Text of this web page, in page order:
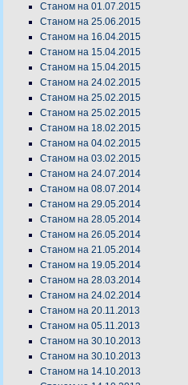
Станом на 01.07.2015
Станом на 25.06.2015
Станом на 16.04.2015
Станом на 15.04.2015
Станом на 15.04.2015
Станом на 24.02.2015
Станом на 25.02.2015
Станом на 25.02.2015
Станом на 18.02.2015
Станом на 04.02.2015
Станом на 03.02.2015
Станом на 24.07.2014
Станом на 08.07.2014
Станом на 29.05.2014
Станом на 28.05.2014
Станом на 26.05.2014
Станом на 21.05.2014
Станом на 19.05.2014
Станом на 28.03.2014
Станом на 24.02.2014
Станом на 20.11.2013
Станом на 05.11.2013
Станом на 30.10.2013
Станом на 30.10.2013
Станом на 14.10.2013